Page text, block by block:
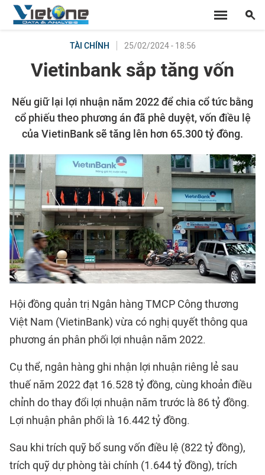
TÀI CHÍNH 25/02/2024 - 18:56
Vietinbank sắp tăng vốn
Nếu giữ lại lợi nhuận năm 2022 để chia cổ tức bằng
cổ phiếu theo phương án đã phê duyệt, vốn điều lệ
của VietinBank sẽ tăng lên hơn 65.300 tỷ đồng.
Hội đồng quản trị Ngân hàng TMCP Công thương
Việt Nam (VietinBank) vừa có nghị quyết thông qua
phương án phân phối lợi nhuận năm 2022.
Cụ thể, ngân hàng ghi nhận lợi nhuận riêng lẻ sau
thuế năm 2022 đạt 16.528 tỷ đồng, cùng khoản điều
chỉnh do thay đổi lợi nhuận năm trước là 86 tỷ đồng.
Lợi nhuận phân phối là 16.442 tỷ đồng.
Sau khi trích quỹ bổ sung vốn điều lệ (822 tỷ đồng),
trích quỹ dự phòng tài chính (1.644 tỷ đồng), trích